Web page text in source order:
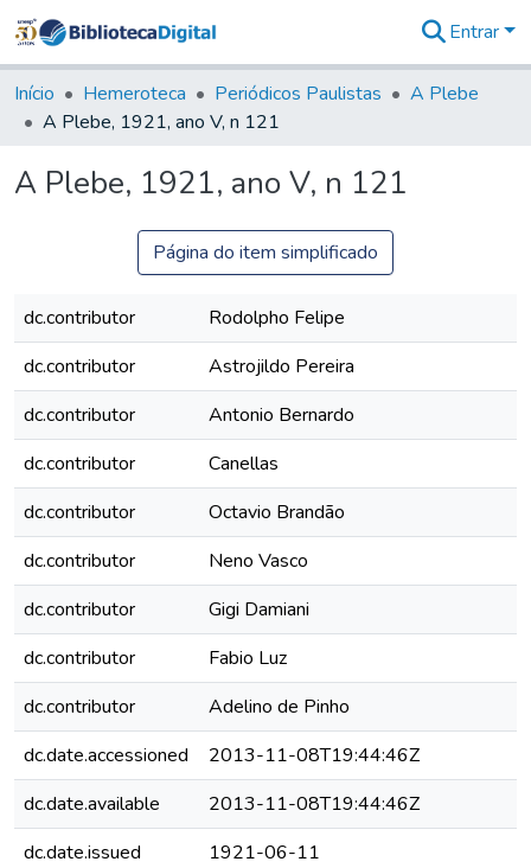
&
Coleções
Tudo na
Digital
Entrar
Início Hemeroteca Periódicos Paulistas
A Plebe
A Plebe, 1921, ano V, n 121
A Plebe, 1921, ano V, n 121
Página do item simplificado
dc.contributor
Rodolpho Felipe
dc.contributor
Astrojildo Pereira
dc.contributor
Antonio Bernardo
dc.contributor
Canellas
dc.contributor
Octavio Brandão
dc.contributor
Neno Vasco
dc.contributor
Gigi Damiani
dc.contributor
Fabio Luz
dc.contributor
Adelino de Pinho
dc.date.accessioned
2013-11-08T19:44:46Z
dc.date.available
2013-11-08T19:44:46Z
dc.date.issued
1921-06-11